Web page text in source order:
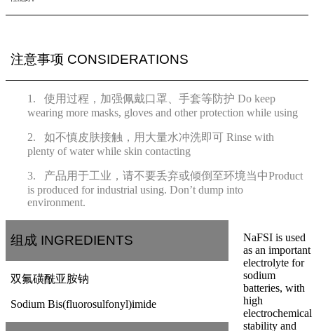
注意事项 CONSIDERATIONS
1. 使用过程，加强佩戴口罩、手套等防护 Do keep
wearing more masks, gloves and other protection while using
2. 如不慎皮肤接触，用大量水冲洗即可 Rinse with
plenty of water while skin contacting
3. 产品用于工业，请不要丢弃或倾倒至环境当中Product
is produced for industrial using. Don’t dump into
environment.
组成 INGREDIENTS
NaFSI is used
as an important
electrolyte for
sodium
batteries, with
high
electrochemical
stability and
双氟磺酰亚胺钠
Sodium Bis(fluorosulfonyl)imide